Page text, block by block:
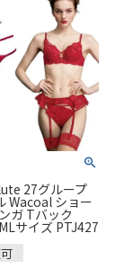
27グループ
Wacoal ショー
ガ Tバック
サイズ PTJ427